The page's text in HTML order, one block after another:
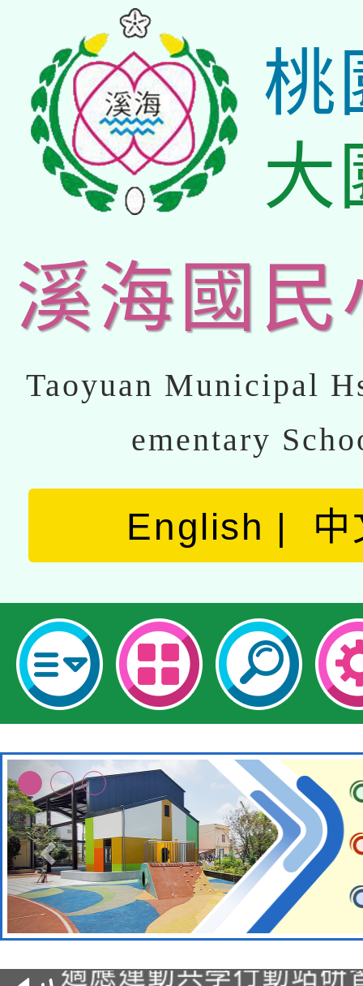
桃
大
溪海國民
Taoyuan Municipal
ementary
English 中
本校115學年度第2次
招甄選結果公告(無人
適應運動共學行動站研